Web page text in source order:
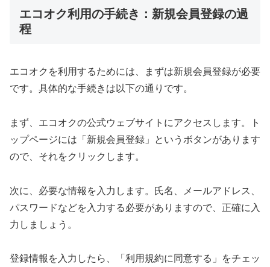
エコオク利用の手続き：新規会員登録の過
程
エコオクを利用するためには、まずは新規会員登録が必要
です。具体的な手続きは以下の通りです。
まず、エコオクの公式ウェブサイトにアクセスします。ト
ップページには「新規会員登録」というボタンがあります
ので、それをクリックします。
次に、必要な情報を入力します。氏名、メールアドレス、
パスワードなどを入力する必要がありますので、正確に入
力しましょう。
登録情報を入力したら、「利用規約に同意する」をチェッ